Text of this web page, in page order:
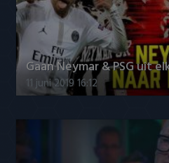
Gaan Neymar & PSG uit
11 juni 2019 16:12